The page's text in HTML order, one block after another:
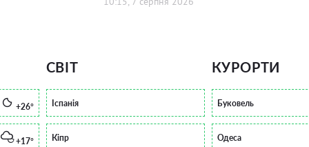
+26°
+17°
СВІТ
Іспанія
Кіпр
КУРОРТИ
Буковель
Одеса